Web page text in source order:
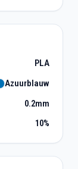
PLA
Azuurblauw
0.2mm
10%